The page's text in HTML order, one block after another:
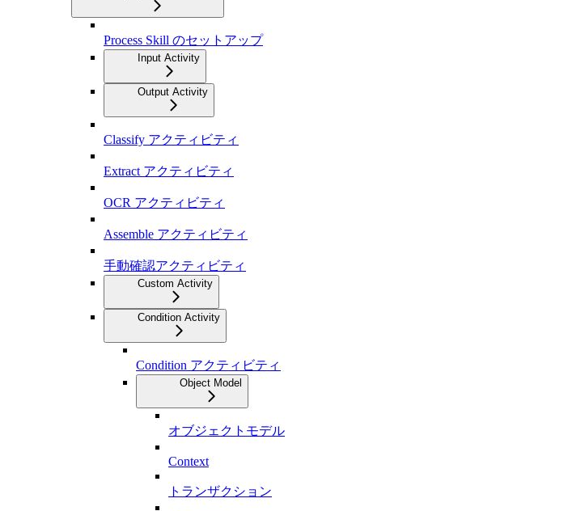
Process Skill のセットアップ
Input Activity
Output Activity
Classify アクティビティ
Extract アクティビティ
OCR アクティビティ
Assemble アクティビティ
手動確認アクティビティ
Custom Activity
Condition Activity
Condition アクティビティ
Object Model
オブジェクトモデル
Context
トランザクション